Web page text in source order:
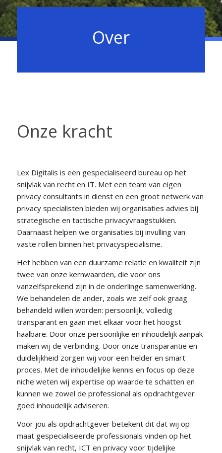
Over
Onze kracht
Lex Digitalis is een gespecialiseerd bureau op het
snijvlak van recht en IT. Met een team van eigen
privacy consultants in dienst en een groot netwerk van
privacy specialisten bieden wij organisaties advies bij
strategische en tactische privacyvraagstukken.
Daarnaast helpen we organisaties bij invulling van
vaste rollen binnen het privacyspecialisme.
Het hebben van een duurzame relatie en kwaliteit zijn
twee van onze kernwaarden, die voor ons
vanzelfsprekend zijn in de onderlinge samenwerking.
We behandelen de ander, zoals we zelf ook graag
behandeld willen worden: persoonlijk, volledig
transparant en gaan met elkaar voor het hoogst
haalbare. Door onze persoonlijke en inhoudelijk aanpak
maken wij de verbinding. Door onze transparantie en
duidelijkheid zorgen wij voor een helder en smart
proces. Met de inhoudelijke kennis en focus op deze
niche weten wij expertise op waarde te schatten en
kunnen we zowel de professional als opdrachtgever
goed inhoudelijk adviseren.
Voor jou als opdrachtgever betekent dit dat wij op
maat gespecialiseerde professionals vinden op het
snijvlak van recht, ICT en privacy voor tijdelijke